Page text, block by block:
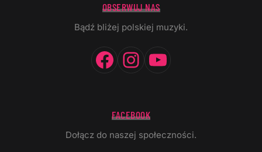
OBSERWUJ NAS
Bądź bliżej polskiej muzyki.
Facebook
Instagram
FACEBOOK
Dołącz do naszej społeczności.